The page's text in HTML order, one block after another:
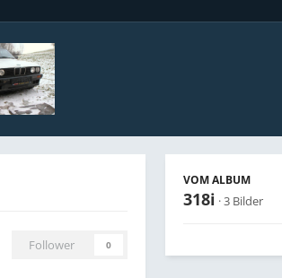
Follower 0
VOM ALBUM
318i · 3 Bilder